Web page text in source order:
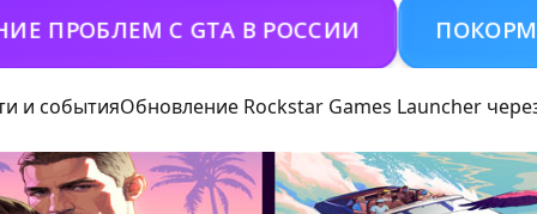
С GTA В РОССИИ ПОКОРМИТЬ
и событияОбновление Rockstar Games Launcher